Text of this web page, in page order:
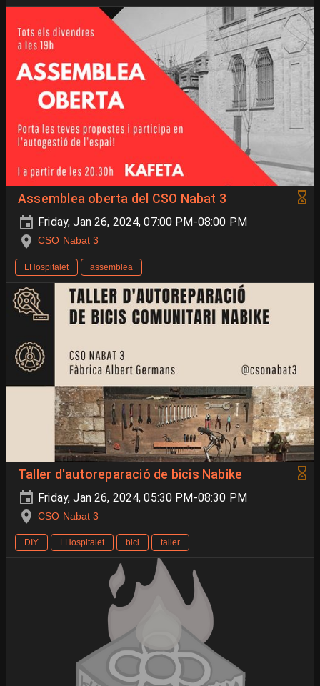
Assemblea oberta del CSO Nabat 3
Friday, Jan 26, 2024, 07:00 PM-08:00 PM
CSO Nabat 3
LHospitalet assemblea
Taller d'autoreparació de bicis Nabike
Friday, Jan 26, 2024, 05:30 PM-08:30 PM
CSO Nabat 3
DIY LHospitalet bici taller